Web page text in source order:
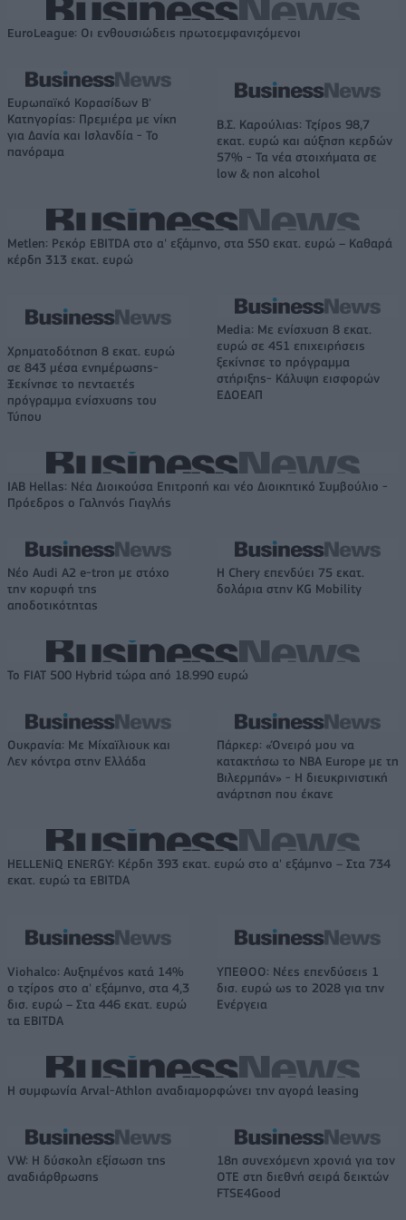
EuroLeague: Οι ενθουσιώδεις πρωτοεμφανιζόμενοι
Ευρωπαϊκό Κορασίδων Β'
Κατηγορίας: Πρεμιέρα με νίκη
για Δανία και Ισλανδία - Το
πανόραμα
Β.Σ. Καρούλιας: Τζίρος 98,7
εκατ. ευρώ και αύξηση κερδών
57% - Τα νέα στοιχήματα σε
low & non alcohol
Metlen: Ρεκόρ EBITDA στο α' εξάμηνο, στα 550 εκατ. ευρώ – Καθαρά
κέρδη 313 εκατ. ευρώ
Χρηματοδότηση 8 εκατ. ευρώ
σε 843 μέσα ενημέρωσης-
Ξεκίνησε το πενταετές
πρόγραμμα ενίσχυσης του
Τύπου
Media: Με ενίσχυση 8 εκατ.
ευρώ σε 451 επιχειρήσεις
ξεκίνησε το πρόγραμμα
στήριξης- Κάλυψη εισφορών
ΕΔΟΕΑΠ
IAB Hellas: Νέα Διοικούσα Επιτροπή και νέο Διοικητικό Συμβούλιο -
Πρόεδρος ο Γαληνός Γιαγλής
Νέο Audi A2 e-tron με στόχο
την κορυφή της
αποδοτικότητας
Η Chery επενδύει 75 εκατ.
δολάρια στην KG Mobility
Το FIAT 500 Hybrid τώρα από 18.990 ευρώ
Ουκρανία: Με Μίχαϊλιουκ και
Λεν κόντρα στην Ελλάδα
Πάρκερ: «Όνειρό μου να
κατακτήσω το ΝΒΑ Europe με τη
Βιλερμπάν» - Η διευκρινιστική
ανάρτηση που έκανε
HELLENiQ ENERGY: Κέρδη 393 εκατ. ευρώ στο α' εξάμηνο – Στα 734
εκατ. ευρώ τα EBITDA
Viohalco: Αυξημένος κατά 14%
ο τζίρος στο α' εξάμηνο, στα 4,3
δισ. ευρώ – Στα 446 εκατ. ευρώ
τα EBITDA
ΥΠΕΘΟΟ: Νέες επενδύσεις 1
δισ. ευρώ ως το 2028 για την
Ενέργεια
Η συμφωνία Arval-Athlon αναδιαμορφώνει την αγορά leasing
VW: Η δύσκολη εξίσωση της
αναδιάρθρωσης
18η συνεχόμενη χρονιά για τον
ΟΤΕ στη διεθνή σειρά δεικτών
FTSE4Good